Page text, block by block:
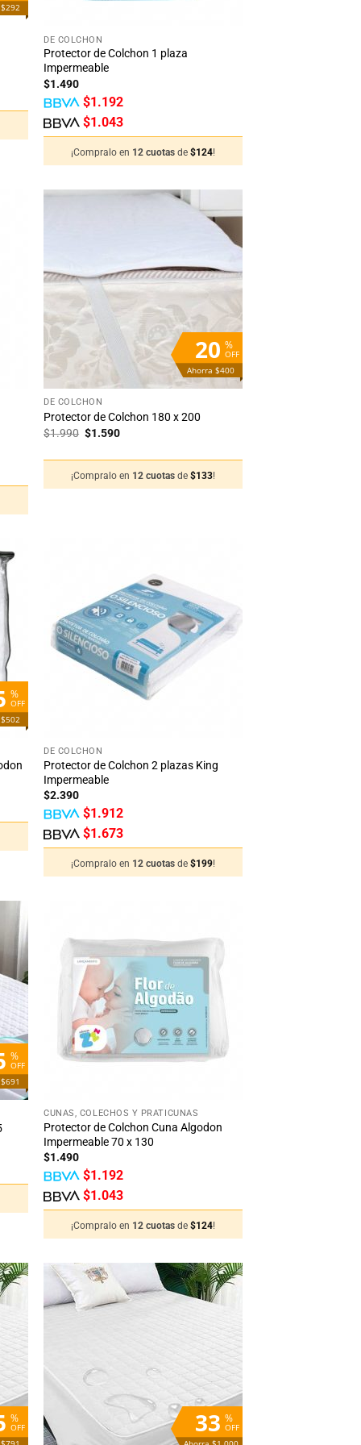
DE COLCHÓN
Protector de Colchon 1 plaza
Impermeable
$1.490
$1.192
$1.043
¡Compralo en 12 cuotasde$124!
%
OFF
20
Ahorra $400
Añadir
de
deseos
DE COLCHÓN
Protector de Colchon 180 x 200
$1.990 El
$1.990.
$1.590El
$1.590.
¡Compralo en 12 cuotasde$133!
%
OFF
lista
de
deseos
DE COLCHÓN
Protector de Colchon 2 plazas King
Impermeable
$2.390
$1.912
$1.673
¡Compralo en 12 cuotasde$199!
%
OFF
de
a la
lista
de
deseos
CUNAS, COLECHOS Y PRATICUNAS
Protector de Colchon Cuna Algodon
Impermeable 70 x 130
$1.490
$1.192
$1.043
¡Compralo en 12 cuotasde$124!
%
OFF
%
OFF
33
Añadir
lista
deseos